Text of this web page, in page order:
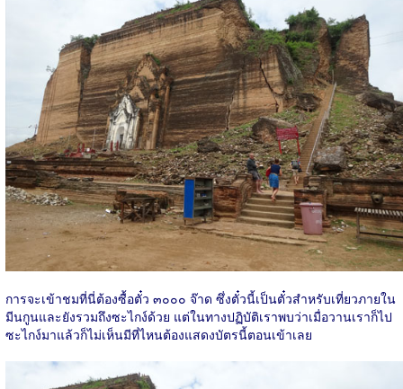
การจะเข้าชมที่นี่ต้องซื้อตั๋ว ๓๐๐๐ จ๊าด ซึ่งตั๋วนี้เป็นตั๋วสำหรับเที่ยวภายใน
มีนกูนและยังรวมถึงซะไกง์ด้วย แต่ในทางปฏิบัติเราพบว่าเมื่อวานเราก็ไป
ซะไกง์มาแล้วก็ไม่เห็นมีที่ไหนต้องแสดงบัตรนี้ตอนเข้าเลย